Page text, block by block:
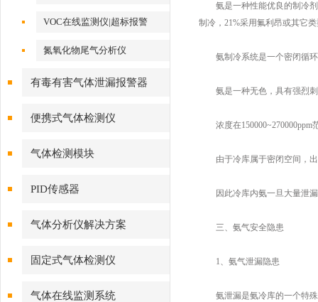
VOC在线监测仪|超标报警
氮氧化物尾气分析仪
有毒有害气体泄漏报警器
便携式气体检测仪
气体检测模块
PID传感器
气体分析仪解决方案
固定式气体检测仪
气体在线监测系统
氨是一种性能优良的制冷剂
制冷，21%采用氟利昂或其它
氨制冷系统是一个密闭循环
氨是一种无色，具有强烈刺
浓度在150000~270000ppm
由于冷库属于密闭空间，出
因此冷库内氨一旦大量泄漏
三、氨气安全隐患
1、氨气泄漏隐患
氨泄漏是氨冷库的一个特殊